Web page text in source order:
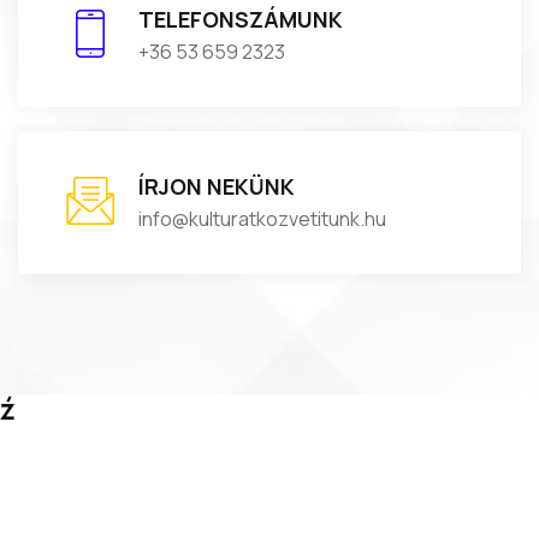
TELEFONSZÁMUNK
+36 53 659 2323
ÍRJON NEKÜNK
info@kulturatkozvetitunk.hu
ź